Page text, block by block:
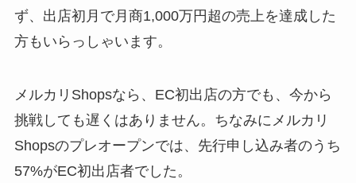
ず、出店初月で月商1,000万円超の売上を達成した
方もいらっしゃいます。
メルカリShopsなら、EC初出店の方でも、今から
挑戦しても遅くはありません。ちなみにメルカリ
Shopsのプレオープンでは、先行申し込み者のうち
57%がEC初出店者でした。